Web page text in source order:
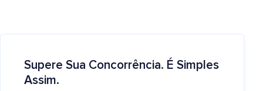
Supere Sua Concorrência. É Simples
Assim.